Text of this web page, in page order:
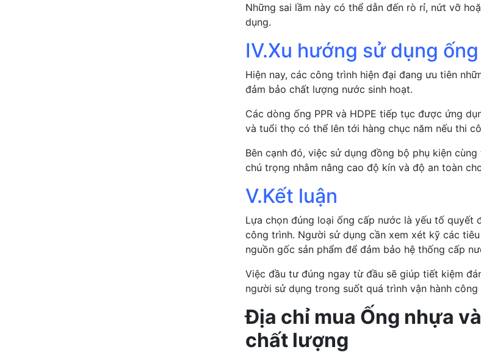
Những sai lầm này có thể dẫn đến rò rỉ, nứt vỡ
dụng.
IV.Xu hướng sử dụng
Hiện nay, các công trình hiện đại đang ưu tiên
đảm bảo chất lượng nước sinh hoạt.
Các dòng ống PPR và HDPE tiếp tục được ứng
và tuổi thọ có thể lên tới hàng chục năm nếu thi
Bên cạnh đó, việc sử dụng đồng bộ phụ kiện
chú trọng nhằm nâng cao độ kín và độ an toàn
V.Kết luận
Lựa chọn đúng loại ống cấp nước là yếu tố quyết
công trình. Người sử dụng cần xem xét kỹ các
nguồn gốc sản phẩm để đảm bảo hệ thống cấp
Việc đầu tư đúng ngay từ đầu sẽ giúp tiết kiệm
người sử dụng trong suốt quá trình vận hành công
Địa chỉ mua Ống nhựa
chất lượng